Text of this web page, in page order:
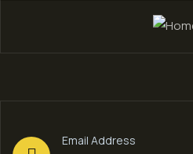
Email Address